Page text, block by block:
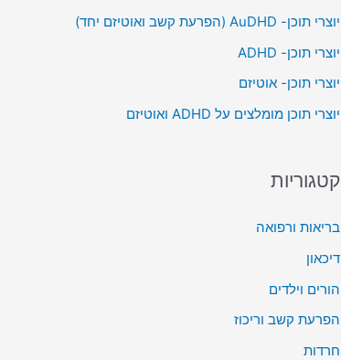
o
:
יוצרי תוכן- AuDHD (הפרעת קשב ואוטיזם יחד)
יוצרי תוכן- ADHD
יוצרי תוכן- אוטיזם
יוצרי תוכן מומלצים על ADHD ואוטיזם
קטגוריות
בריאות ורפואה
דיכאון
הורים וילדים
הפרעת קשב וריכוז
חרדות